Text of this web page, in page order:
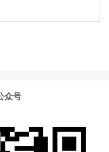
众号